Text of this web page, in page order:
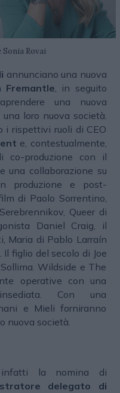
Rovai
annunciano una nuova
Fremantle, in seguito
una nuova
loro nuova società.
i rispettivi ruoli di CEO
e, contestualmente,
co-produzione con il
una collaborazione su
produzione e post-
di Paolo Sorrentino,
Queer di
Daniel Craig, il
Maria di Pablo Larraín
figlio del secolo di Joe
Wildside e The
operative con una
Con una
e Mieli forniranno
nuova società.
infatti la nomina di
delegato di